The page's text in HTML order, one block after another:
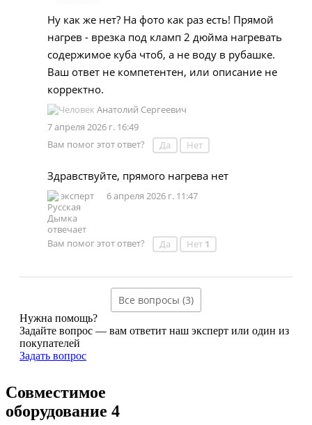
Ну как же нет? На фото как раз есть! Прямой
нагрев - врезка под кламп 2 дюйма нагревать
содержимое куба чтоб, а не воду в рубашке.
Ваш ответ не компетентен, или описание не
корректно.
Анатолий Сергеевич
7 апреля 2026 г. 16:49
Вам помог этот ответ?
Да Нет
Здравствуйте, прямого нагрева нет
эксперт 6 апреля 2026 г. 11:47
Вам помог этот ответ? Да Нет 1
Все вопросы (3)
Нужна помощь?
Задайте вопрос — вам ответит наш эксперт или один из
покупателей
Задать вопрос
Совместимое
оборудование 4